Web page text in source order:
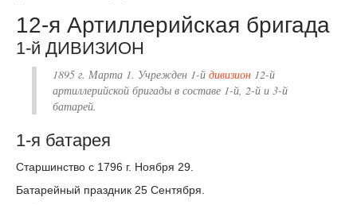
12-я Артиллерийская бригада
1-й ДИВИЗИОН
1895 г. Марта 1. Учрежден 1-й дивизион 12-й
артиллерийской бригады в составе 1-й, 2-й и 3-й
батарей.
1-я батарея
Старшинство с 1796 г. Ноября 29.
Батарейный праздник 25 Сентября.